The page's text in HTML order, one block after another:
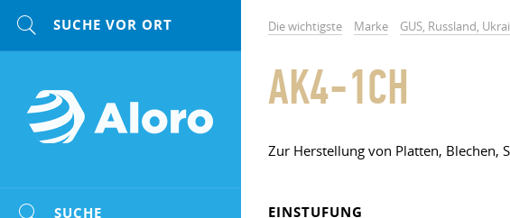
Die wichtigste Marke GUS, Russland,
AK4-1CH
Zur Herstellung von Platten, Blechen,
EINSTUFUNG
SUCHE